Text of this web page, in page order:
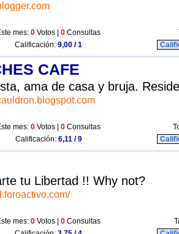
mes: 0 Votos | 0 Consultas
Calificación: 9,00 / 1
CAFE
ama de casa y bruja.
mes: 0 Votos | 0 Consultas
Calificación: 6,11 / 9
tu Libertad !! Why not?
mes: 0 Votos | 0 Consultas